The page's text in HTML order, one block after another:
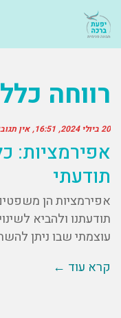
רווחה
20 ביולי 2024 16:51 אין
אפירמציות:
תודעתי
אפירמציות הן
תודעתנו ולהביא
עוצמתי שבו ניתן
קרא עוד ←